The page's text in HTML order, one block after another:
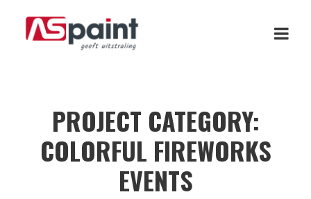
PROJECT CATEGORY:
COLORFUL FIREWORKS
EVENTS